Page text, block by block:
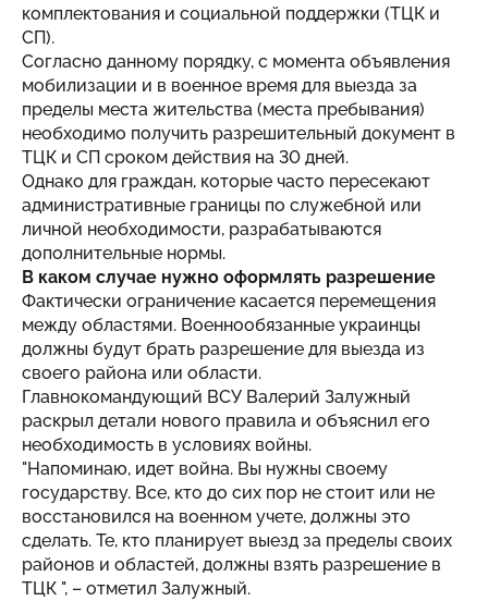
комплектования и социальной поддержки (ТЦК и
СП).
Согласно данному порядку, с момента объявления
мобилизации и в военное время для выезда за
пределы места жительства (места пребывания)
необходимо получить разрешительный документ в
ТЦК и СП сроком действия на 30 дней.
Однако для граждан, которые часто пересекают
административные границы по служебной или
личной необходимости, разрабатываются
дополнительные нормы.
В каком случае нужно оформлять разрешение
Фактически ограничение касается перемещения
между областями. Военнообязанные украинцы
должны будут брать разрешение для выезда из
своего района или области.
Главнокомандующий ВСУ Валерий Залужный
раскрыл детали нового правила и объяснил его
необходимость в условиях войны.
"Напоминаю, идет война. Вы нужны своему
государству. Все, кто до сих пор не стоит или не
восстановился на военном учете, должны это
сделать. Те, кто планирует выезд за пределы своих
районов и областей, должны взять разрешение в
ТЦК ", – отметил Залужный.